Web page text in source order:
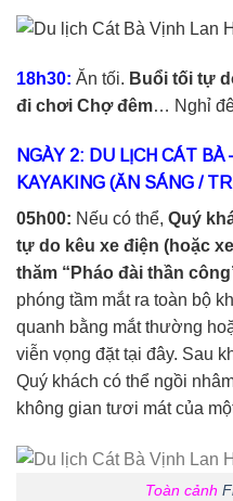
18h30: Ăn tối. Buổi tối tự
đi chơi Chợ đêm… Nghỉ
NGÀY 2: DU LỊCH CÁT
KAYAKING (ĂN SÁNG /
05h00: Nếu có thể, Quý
tự do kêu xe điện (hoặc
thăm “Pháo đài thần
phóng tầm mắt ra toàn bộ
quanh bằng mắt thường
viễn vọng đặt tại đây. Sau
Quý khách có thể ngồi
không gian tươi mát của
Toàn cảnh